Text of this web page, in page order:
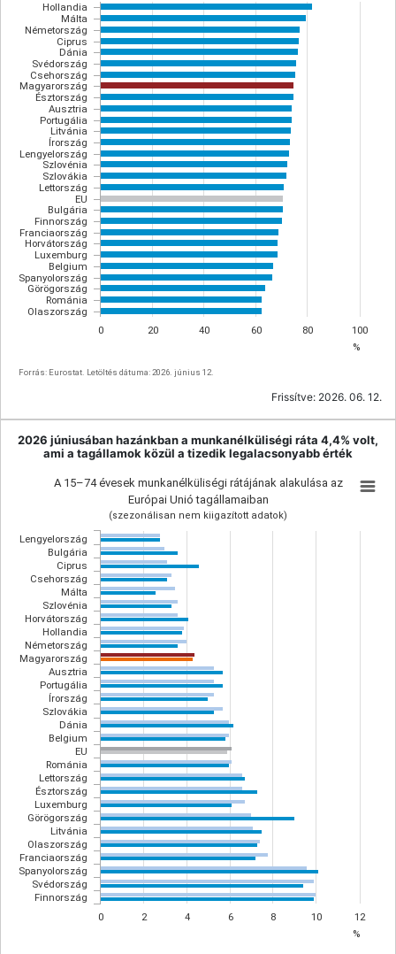
%
Forrás: Eurostat. Letöltés dátuma: 2026. június 12.
Hollandia
Málta
Németország
Ciprus
Dánia
Svédország
Csehország
Magyarország
Észtország
Ausztria
Portugália
Litvánia
Írország
Lengyelország
Szlovénia
Szlovákia
Lettország
EU
Bulgária
Finnország
Franciaország
Horvátország
Luxemburg
Belgium
Spanyolország
Görögország
Románia
Olaszország
0
20 40 60 80 100
Frissítve: 2026. 06. 12.
2026 júniusában hazánkban a munkanélküliségi ráta 4,4% volt,
ami a tagállamok közül a tizedik legalacsonyabb érték
%
A 15–74 évesek munkanélküliségi rátájának alakulása az
Európai Unió tagállamaiban
(szezonálisan nem kiigazított adatok)
Finnország
Svédország
Spanyolország
Franciaország
Olaszország
Litvánia
Görögország
Luxemburg
Észtország
Lettország
Románia
EU
Belgium
Dánia
Szlovákia
Írország
Portugália
Ausztria
Magyarország
Németország
Hollandia
Horvátország
Szlovénia
Málta
Csehország
Ciprus
Bulgária
Lengyelország
0 2 4 6 8 10 12